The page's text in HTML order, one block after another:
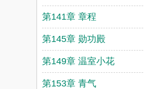
第141章 章程
第145章 勋功殿
第149章 温室小花
第153章 青气